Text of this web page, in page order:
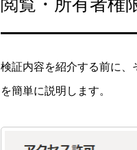
検証内容を紹介する前に
を簡単に説明します。